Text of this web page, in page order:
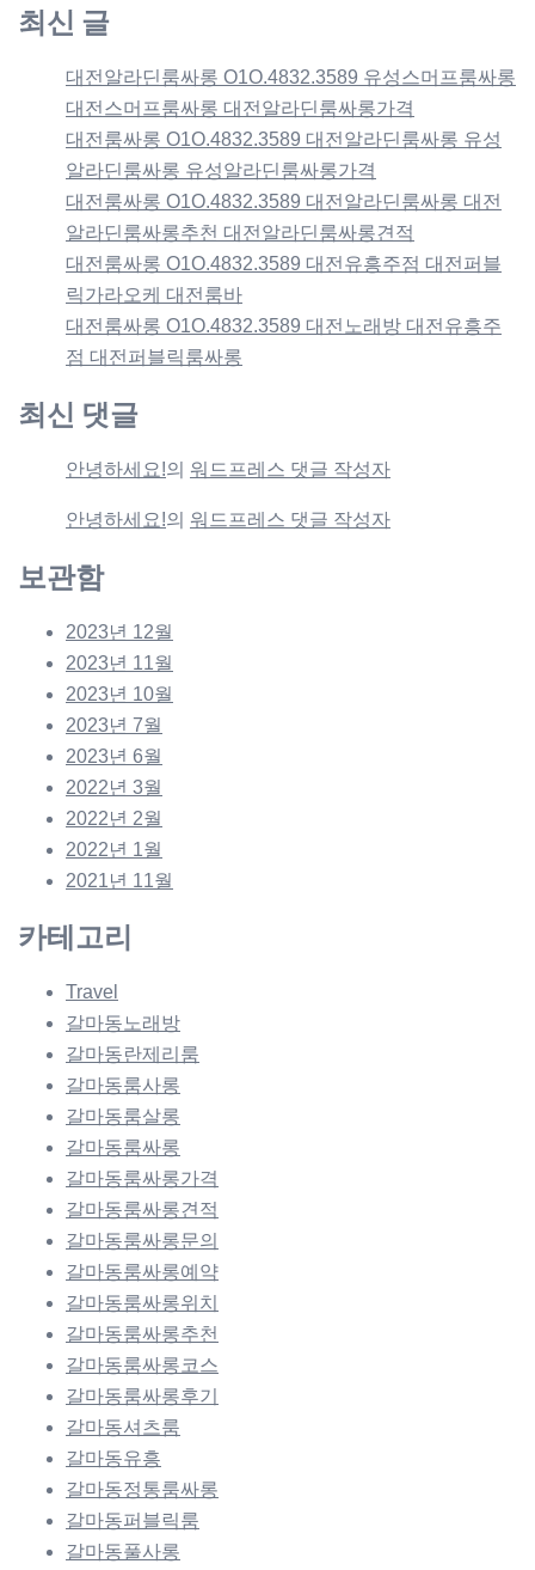
최신 글
대전알라딘룸싸롱 O1O.4832.3589 유성스머프룸싸롱
대전스머프룸싸롱 대전알라딘룸싸롱가격
대전룸싸롱 O1O.4832.3589 대전알라딘룸싸롱 유성
알라딘룸싸롱 유성알라딘룸싸롱가격
대전룸싸롱 O1O.4832.3589 대전알라딘룸싸롱 대전
알라딘룸싸롱추천 대전알라딘룸싸롱견적
대전룸싸롱 O1O.4832.3589 대전유흥주점 대전퍼블
릭가라오케 대전룸바
대전룸싸롱 O1O.4832.3589 대전노래방 대전유흥주
점 대전퍼블릭룸싸롱
최신 댓글
안녕하세요!의 워드프레스 댓글 작성자
안녕하세요!의 워드프레스 댓글 작성자
보관함
2023년 12월
2023년 11월
2023년 10월
2023년 7월
2023년 6월
2022년 3월
2022년 2월
2022년 1월
2021년 11월
카테고리
Travel
갈마동노래방
갈마동란제리룸
갈마동룸사롱
갈마동룸살롱
갈마동룸싸롱
갈마동룸싸롱가격
갈마동룸싸롱견적
갈마동룸싸롱문의
갈마동룸싸롱예약
갈마동룸싸롱위치
갈마동룸싸롱추천
갈마동룸싸롱코스
갈마동룸싸롱후기
갈마동셔츠룸
갈마동유흥
갈마동정통룸싸롱
갈마동퍼블릭룸
갈마동풀사롱